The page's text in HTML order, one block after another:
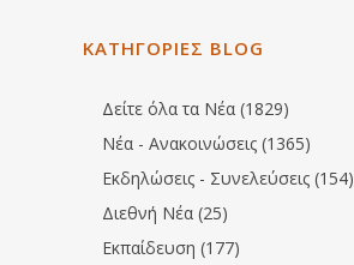
ΚΑΤΗΓΟΡΙΕΣ BLOG
Δείτε όλα τα Νέα (1829)
Νέα - Ανακοινώσεις (1365)
Εκδηλώσεις - Συνελεύσεις (154)
Διεθνή Νέα (25)
Εκπαίδευση (177)